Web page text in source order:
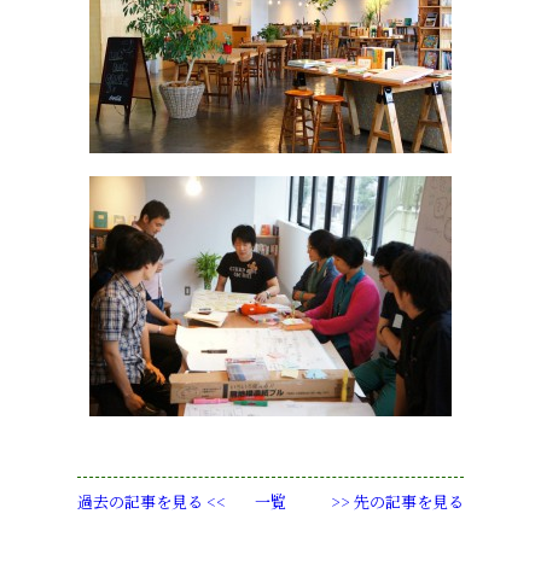
過去の記事を見る << 一覧 >> 先の記事を見る